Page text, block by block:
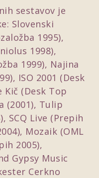
sestavov je
Slovenski
1995),
1998),
1999), Najina
ISO 2001 (Desk
Kič (Desk Top
(2001), Tulip
SCQ Live (Prepih
Mozaik (OML
2005),
Gypsy Music
Cerkno